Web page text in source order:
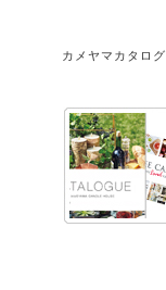
カメヤマカタログ